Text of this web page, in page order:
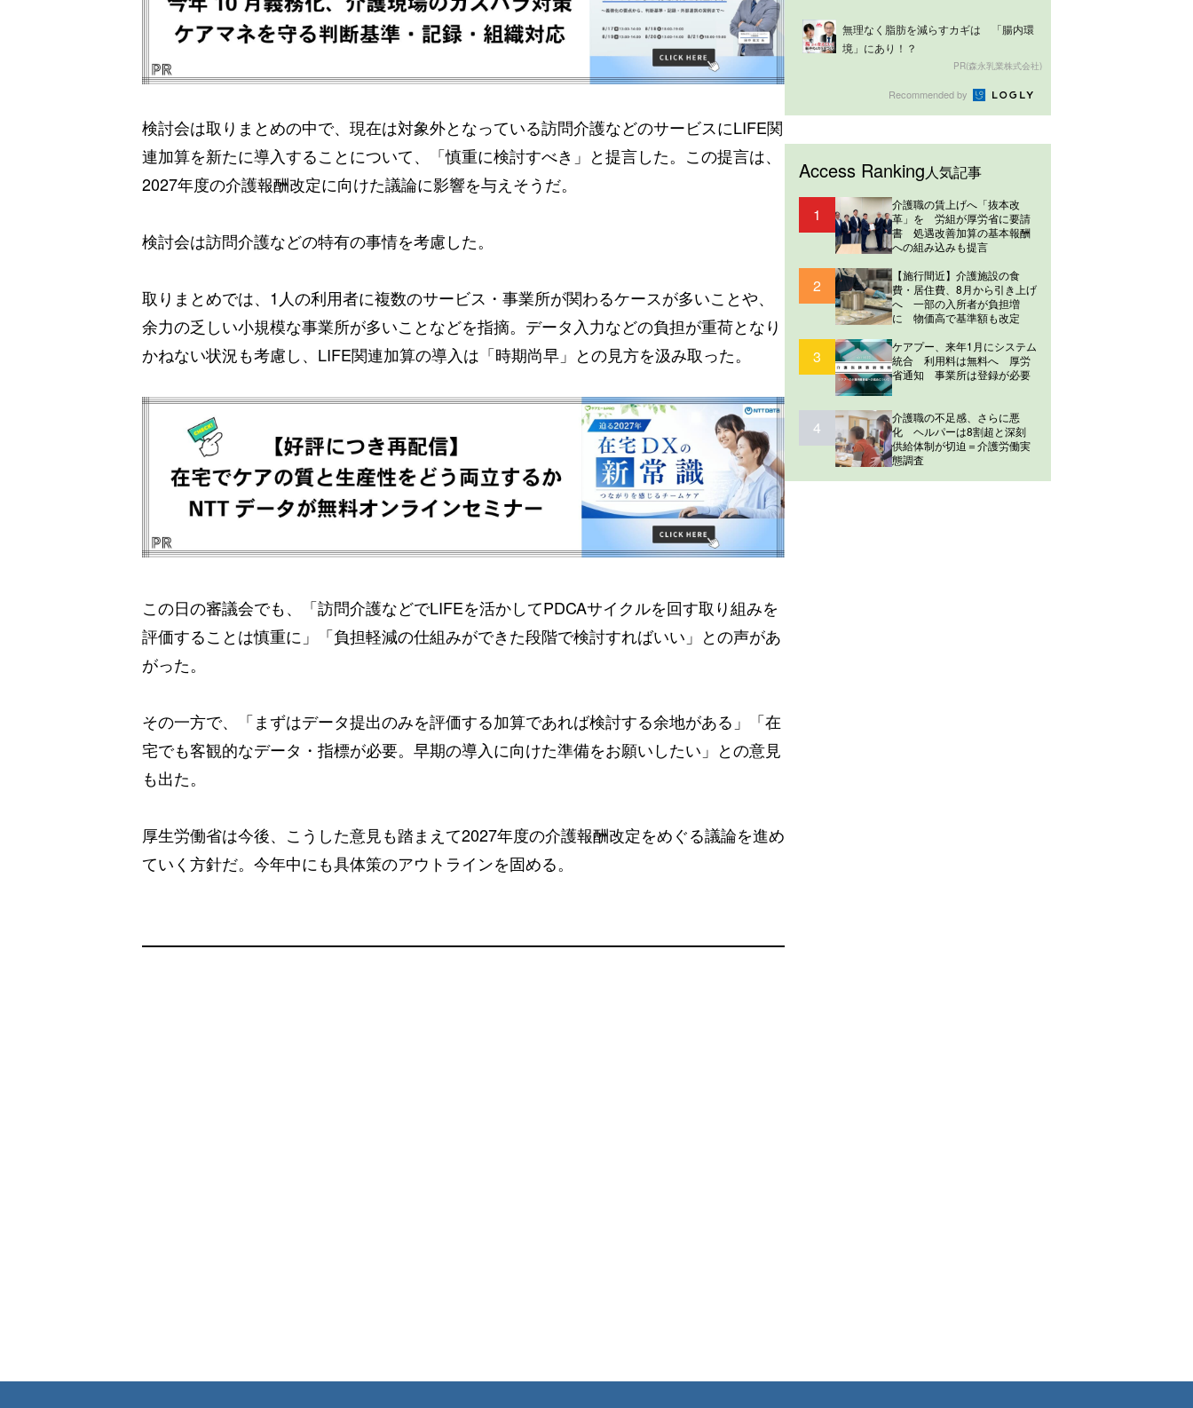
検討会は取りまとめの中で、現在は対象外となっている訪問介護などのサービスにLIFE関
連加算を新たに導入することについて、「慎重に検討すべき」と提言した。この提言は、
2027年度の介護報酬改定に向けた議論に影響を与えそうだ。
検討会は訪問介護などの特有の事情を考慮した。
取りまとめでは、1人の利用者に複数のサービス・事業所が関わるケースが多いことや、
余力の乏しい小規模な事業所が多いことなどを指摘。データ入力などの負担が重荷となり
かねない状況も考慮し、LIFE関連加算の導入は「時期尚早」との見方を汲み取った。
この日の審議会でも、「訪問介護などでLIFEを活かしてPDCAサイクルを回す取り組みを
評価することは慎重に」「負担軽減の仕組みができた段階で検討すればいい」との声があ
がった。
その一方で、「まずはデータ提出のみを評価する加算であれば検討する余地がある」「在
宅でも客観的なデータ・指標が必要。早期の導入に向けた準備をお願いしたい」との意見
も出た。
厚生労働省は今後、こうした意見も踏まえて2027年度の介護報酬改定をめぐる議論を進め
ていく方針だ。今年中にも具体策のアウトラインを固める。
無理なく脂肪を減らすカギは 「腸内環
境」にあり！？
PR(森永乳業株式会社)
Recommended by
Access Ranking人気記事
1
介護職の賃上げへ「抜本改
革」を 労組が厚労省に要請
書 処遇改善加算の基本報酬
への組み込みも提言
2
【施行間近】介護施設の食
費・居住費、8月から引き上げ
へ 一部の入所者が負担増
に 物価高で基準額も改定
3
ケアプー、来年1月にシステム
統合 利用料は無料へ 厚労
省通知 事業所は登録が必要
4
介護職の不足感、さらに悪
化 ヘルパーは8割超と深刻
供給体制が切迫＝介護労働実
態調査